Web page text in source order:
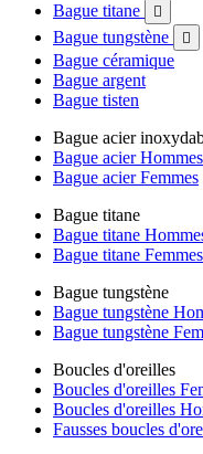
Bague titane 
Bague tungstène 
Bague céramique
Bague argent
Bague tisten
Bague acier
Bague acier Hommes
Bague acier Femmes
Bague titane
Bague titane
Bague titane Femmes
Bague tungstène
Bague tungstène
Bague tungstène
Boucles d'oreilles
Boucles d'oreilles
Boucles d'oreilles
Fausses boucles